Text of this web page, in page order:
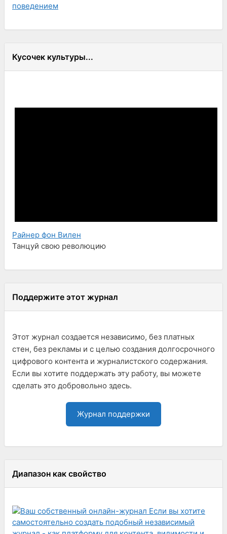
поведением
Кусочек культуры...
Райнер фон Вилен
Танцуй свою революцию
Поддержите этот журнал
Этот журнал создается независимо, без платных
стен, без рекламы и с целью создания долгосрочного
цифрового контента и журналистского содержания.
Если вы хотите поддержать эту работу, вы можете
сделать это добровольно здесь.
Журнал поддержки
Диапазон как свойство